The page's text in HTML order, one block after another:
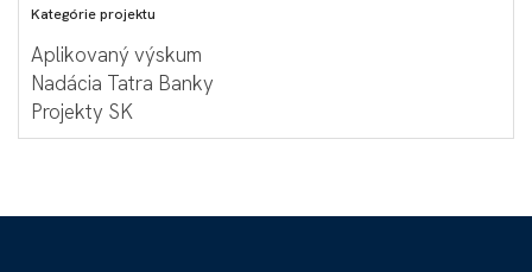
Kategórie projektu
Aplikovaný výskum
Nadácia Tatra Banky
Projekty SK